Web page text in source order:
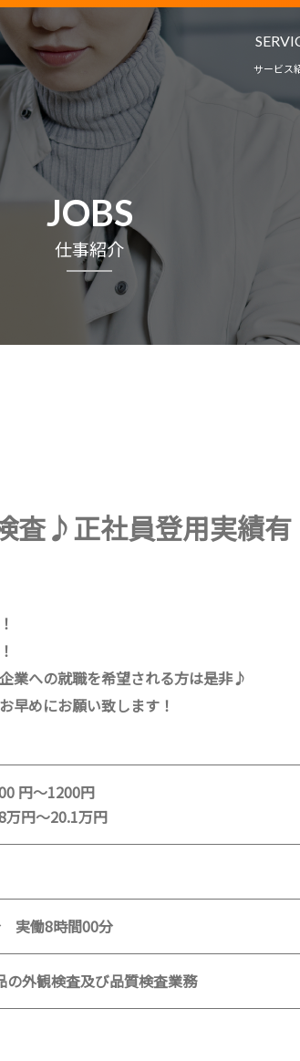
サービス
教育コンサルタ
JOBS
仕事紹介
♪正社員登用実績有
業への就職を希望される方は是非♪
早めにお願い致します！
円～1200円
円～20.1万円
実働8時間00分
の外観検査及び品質検査業務